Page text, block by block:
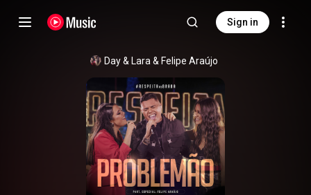
Sign in
Day & Lara & Felipe Araújo